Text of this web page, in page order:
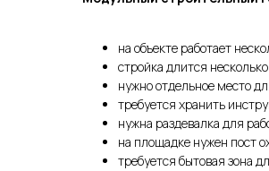
на объекте работает
стройка длится
нужно отдельное место
требуется хранить
нужна раздевалка для
на площадке нужен пост
требуется бытовая зона